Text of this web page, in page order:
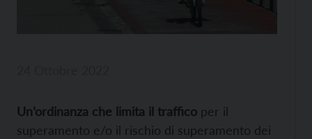
Un’ordinanza che limita il traffico per il
superamento e/o il rischio di superamento dei